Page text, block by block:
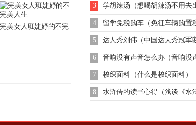
完美女人班婕妤的不完
试卷）
3 学胡辣汤（想喝胡辣汤不用去
4 留学免税购车（免征车辆购置
了）
5 达人秀刘伟（中国达人秀冠军
伟）
6 音响没有声音怎么办（音响没
事）
7 梭织面料（什么是梭织面料）
8 水浒传的读书心得（浅谈《水